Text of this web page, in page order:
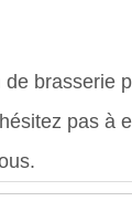
de brasserie
pas à